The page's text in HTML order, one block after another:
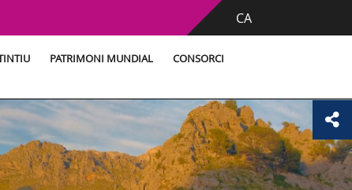
CA
PATRIMONI MUNDIAL CONSORCI